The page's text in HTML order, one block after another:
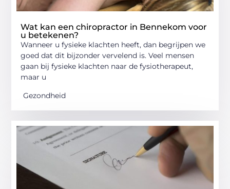
Wat kan een chiropractor in Bennekom voor
u betekenen?
Wanneer u fysieke klachten heeft, dan begrijpen we
goed dat dit bijzonder vervelend is. Veel mensen
gaan bij fysieke klachten naar de fysiotherapeut,
maar u
Gezondheid